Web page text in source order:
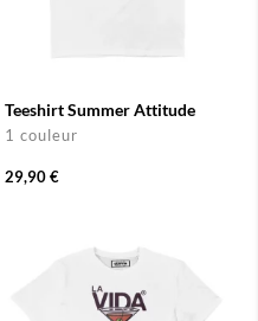
Teeshirt Summer Attitude
1 couleur
29,90 €